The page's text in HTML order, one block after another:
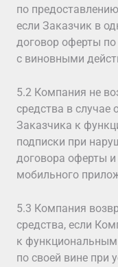
по
если Заказчик в
договор оферты
с виновными
5.2 Компания не
средства в случае
Заказчика к
подписки при
договора оферты
мобильного
5.3 Компания
средства, если
к
по своей вине при